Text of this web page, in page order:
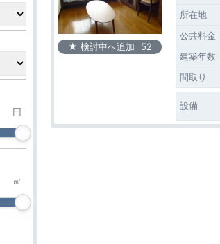
円
㎡
★ 検討中へ追加 52
所在地
公共料金
建築年数
間取り
設備